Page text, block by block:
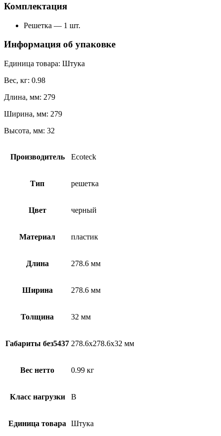
Комплектация
Решетка — 1 шт.
Информация об упаковке
Единица товара: Штука
Вес, кг: 0.98
Длина, мм: 279
Ширина, мм: 279
Высота, мм: 32
Производитель Ecoteck
Тип решетка
Цвет черный
Материал пластик
Длина 278.6 мм
Ширина 278.6 мм
Толщина 32 мм
Габариты без5437 278.6х278.6х32 мм
Вес нетто 0.99 кг
Класс нагрузки В
Единица товара Штука